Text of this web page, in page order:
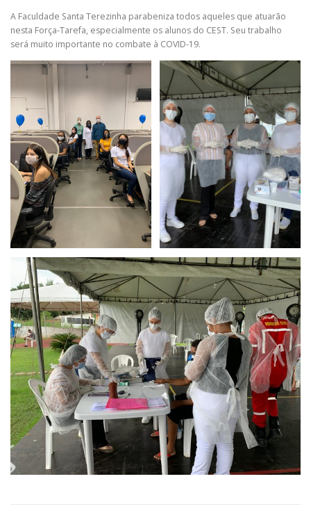
A Faculdade Santa Terezinha parabeniza todos aqueles que atuarão
nesta Força-Tarefa, especialmente os alunos do CEST. Seu trabalho
será muito importante no combate à COVID-19.